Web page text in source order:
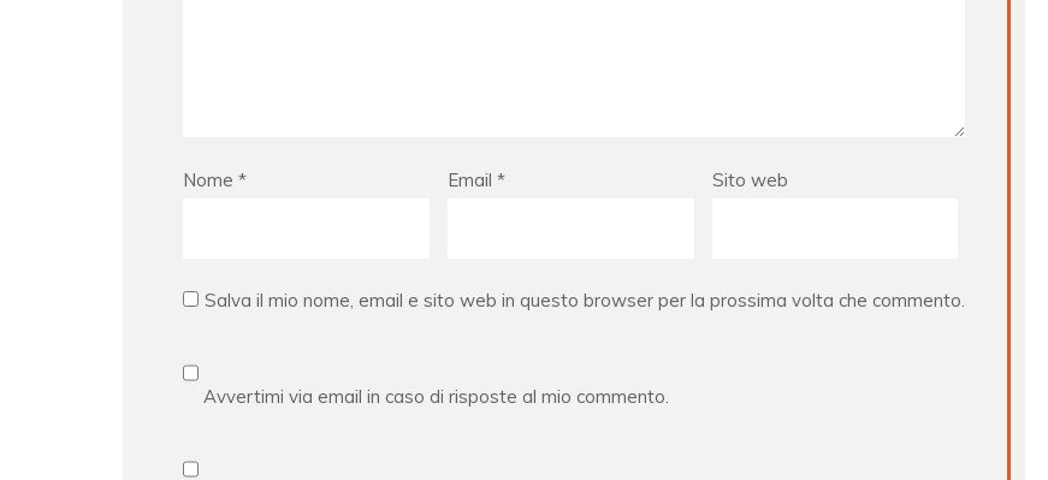
Nome * Email * Sito web
Salva il mio nome, email e sito web in questo browser per la prossima volta che commento.
Avvertimi via email in caso di risposte al mio commento.